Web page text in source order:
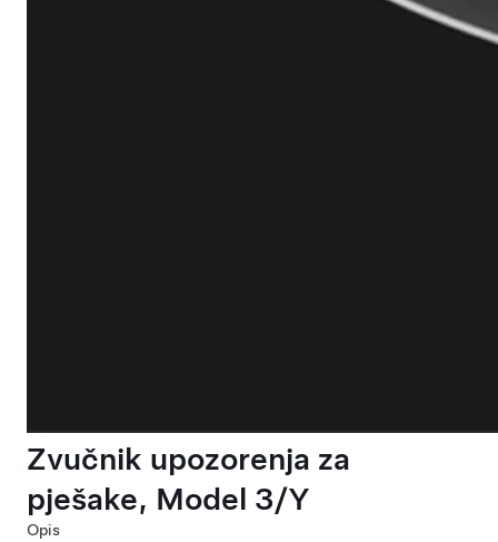
Zvučnik upozorenja za
pješake, Model 3/Y
Opis